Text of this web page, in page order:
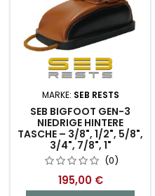
MARKE: SEB RESTS
SEB BIGFOOT GEN-3
NIEDRIGE HINTERE
TASCHE – 3/8", 1/2", 5/8",
3/4", 7/8", 1"
(0)
195,00 €